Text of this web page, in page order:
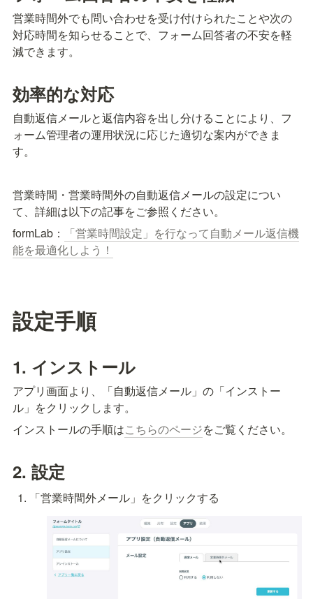
営業時間外でも問い合わせを受け付けられたことや次の
対応時間を知らせることで、フォーム回答者の不安を軽
減できます。
効率的な対応
自動返信メールと返信内容を出し分けることにより、フ
ォーム管理者の運用状況に応じた適切な案内ができま
す。
営業時間・営業時間外の自動返信メールの設定につい
て、詳細は以下の記事をご参照ください。
formLab：
「営業時間設定」を行なって自動メール返信機
能を最適化しよう！
設定手順
1. インストール
アプリ画面より、「自動返信メール」の「インストー
ル」をクリックします。
インストールの手順はこちらのページをご覧ください。
2. 設定
「営業時間外メール」をクリックする